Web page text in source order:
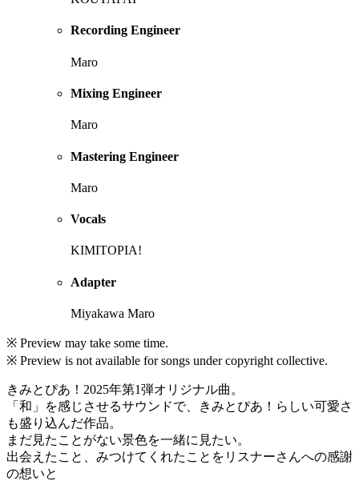
Recording Engineer
Maro
Mixing Engineer
Maro
Mastering Engineer
Maro
Vocals
KIMITOPIA!
Adapter
Miyakawa Maro
※ Preview may take some time.
※ Preview is not available for songs under copyright collective.
きみとぴあ！2025年第1弾オリジナル曲。
「和」を感じさせるサウンドで、きみとぴあ！らしい可愛さ
も盛り込んだ作品。
まだ見たことがない景色を一緒に見たい。
出会えたこと、みつけてくれたことをリスナーさんへの感謝
の想いと